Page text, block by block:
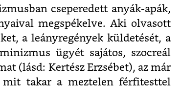
cseperedett anyák-apák,
megspékelve. Aki olvasott
a leányregények küldetését, a
ügyét sajátos, szocreál
(lásd: Kertész Erzsébet), az már
mit takar a meztelen férfitesttel